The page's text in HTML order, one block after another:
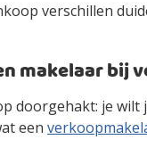
verschillen
makelaar bij
doorgehakt: je wilt
een